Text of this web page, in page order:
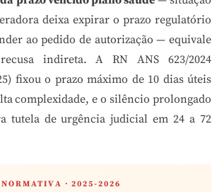
deixa expirar o prazo regulatório
ao pedido de autorização — equivale
indireta. A RN ANS 623/2024
fixou o prazo máximo de 10 dias úteis
complexidade, e o silêncio prolongado
tutela de urgência judicial em 24 a 72
· 2025-2026